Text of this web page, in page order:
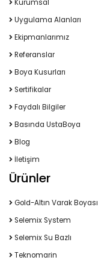
Kurumsal
Uygulama Alanları
Ekipmanlarımız
Referanslar
Boya Kusurları
Sertifikalar
Faydalı Bilgiler
Basında UstaBoya
Blog
İletişim
Ürünler
Gold-Altın Varak Boyası
Selemix System
Selemix Su Bazlı
Teknomarin